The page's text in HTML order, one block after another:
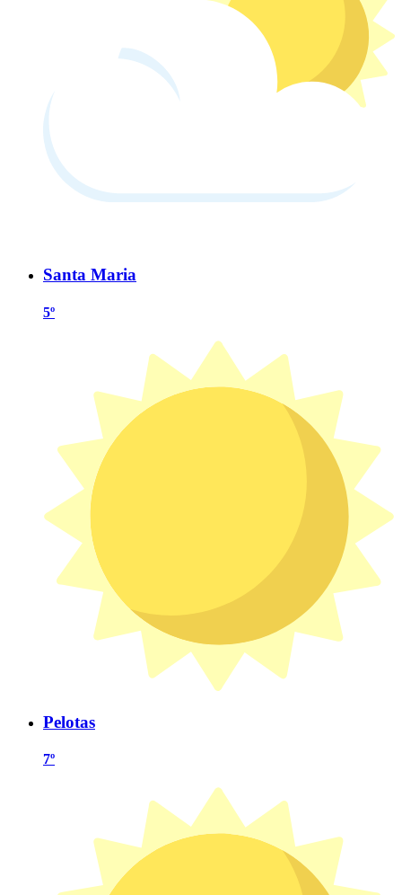
Santa Maria
5º
Pelotas
7º